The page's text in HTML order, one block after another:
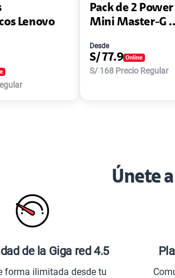
Lenovo
Pack de 2
Mini Master-G
Desde
S/77.9
S/ 168 Precio Regular
Únete
de la Giga red 4.5
forma ilimitada desde tu